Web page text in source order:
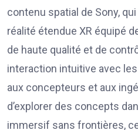
contenu spatial de Sony,
réalité étendue XR équipé
de haute qualité et de
interaction intuitive avec
aux concepteurs et aux
d’explorer des concepts
immersif sans frontières,